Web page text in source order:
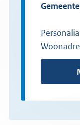
Personalia